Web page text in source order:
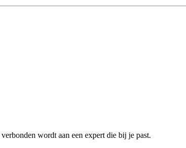
verbonden wordt aan een expert die bij je past.